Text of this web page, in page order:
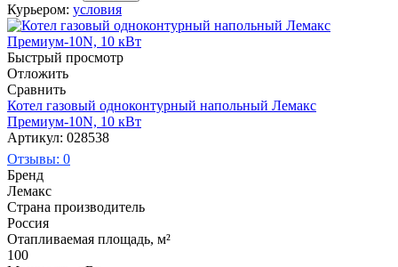
Курьером: условия
Быстрый просмотр
Отложить
Сравнить
Котел газовый одноконтурный напольный Лемакс
Премиум-10N, 10 кВт
Артикул: 028538
Отзывы: 0
Бренд
Лемакс
Страна производитель
Россия
Отапливаемая площадь, м²
100